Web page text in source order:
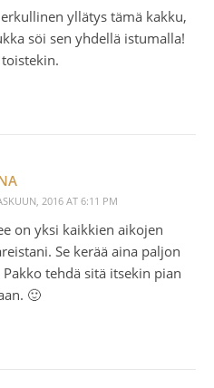
yllätys tämä kakku,
söi sen yhdellä istumalla!
2016 AT 6:11 PM
on yksi kaikkien aikojen
Se kerää aina paljon
Pakko tehdä sitä itsekin pian
🙂